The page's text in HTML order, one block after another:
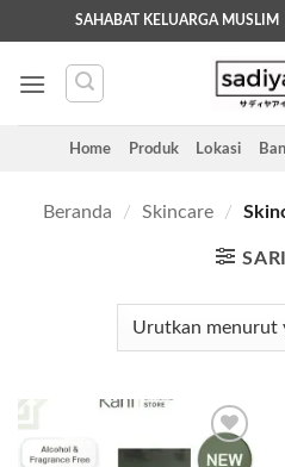
to
content
SAHABAT KELUARGA MUSLIM
Home Produk Lokasi
Beranda / Skincare /
Add to